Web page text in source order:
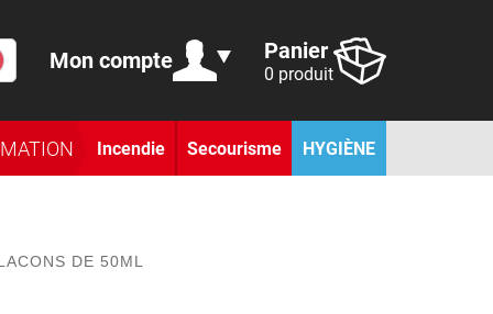
Mon compte Panier
0 produit
Incendie Secourisme HYGIÈNE
DE 50ML